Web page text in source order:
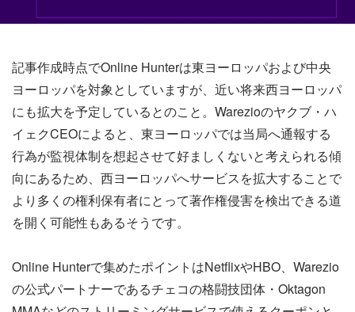
記事作成時点でOnline Hunterは東ヨーロッパおよび中央
ヨーロッパを対象としていますが、近い将来西ヨーロッパ
にも拡大を予定しているとのこと。Warezioのヤクブ・ハ
イェクCEOによると、東ヨーロッパでは当局へ通報する
行為が監視体制を想起させて好ましくないと考えられる傾
向にあるため、西ヨーロッパへサービスを拡大することで
より多くの権利保有者にとって著作権侵害を検出できる道
を開く可能性もあるそうです。
Online Hunterで集めたポイントはNetflixやHBO、Warezio
の公式パートナーであるチェコの格闘技団体・Oktagon